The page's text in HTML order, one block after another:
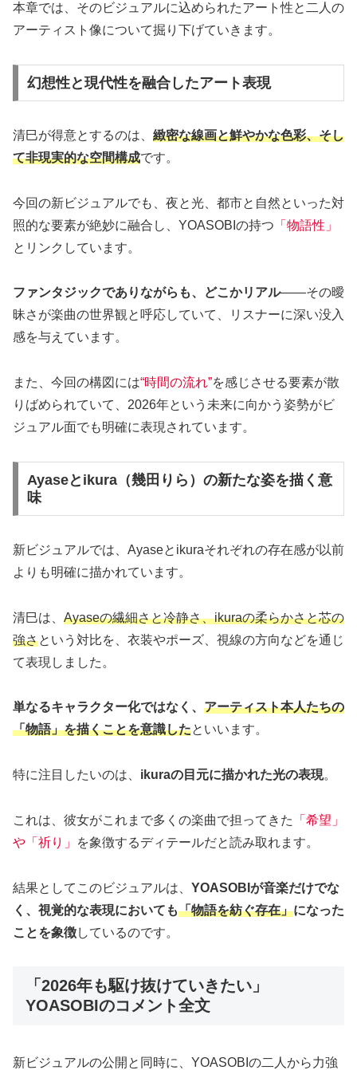
本章では、そのビジュアルに込められたアート性と二人の
アーティスト像について掘り下げていきます。
幻想性と現代性を融合したアート表現
清巳が得意とするのは、 緻密な線画と鮮やかな色彩、そし
て非現実的な空間構成です。
今回の新ビジュアルでも、夜と光、都市と自然といった対
照的な要素が絶妙に融合し、YOASOBIの持つ 「物語性」
とリンクしています。
ファンタジックでありながらも、どこかリアル——その曖
昧さが楽曲の世界観と呼応していて、リスナーに深い没入
感を与えています。
また、今回の構図には“時間の流れ”を感じさせる要素が散
りばめられていて、2026年という未来に向かう姿勢がビ
ジュアル面でも明確に表現されています。
Ayaseとikura（幾田りら）の新たな姿を描く意
味
新ビジュアルでは、Ayaseとikuraそれぞれの存在感が以前
よりも明確に描かれています。
清巳は、 Ayaseの繊細さと冷静さ、ikuraの柔らかさと芯の
強さという対比を、衣装やポーズ、視線の方向などを通じ
て表現しました。
単なるキャラクター化ではなく、 アーティスト本人たちの
「物語」を描くことを意識したといいます。
特に注目したいのは、 ikuraの目元に描かれた光の表現。
これは、彼女がこれまで多くの楽曲で担ってきた
「希望」
や「祈り」
を象徴するディテールだと読み取れます。
結果としてこのビジュアルは、 YOASOBIが音楽だけでな
く、視覚的な表現においても「物語を紡ぐ存在」になった
ことを象徴しているのです。
「2026年も駆け抜けていきたい」
YOASOBIのコメント全文
新ビジュアルの公開と同時に、YOASOBIの二人から力強